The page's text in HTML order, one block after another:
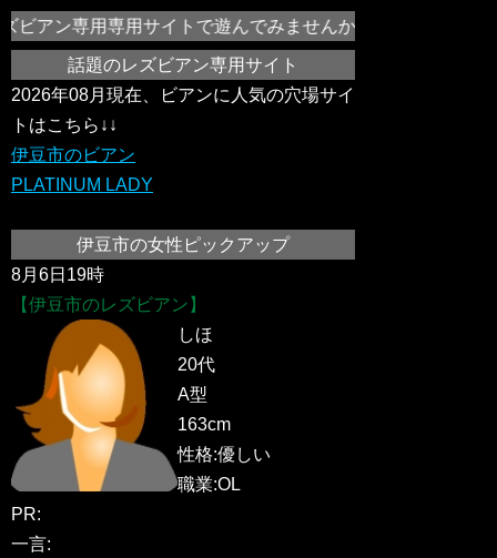
ビアン専用専用サイトで遊んでみませんか？伊豆市の女の
話題のレズビアン専用サイト
2026年08月現在、ビアンに人気の穴場サイ
トはこちら↓↓
伊豆市のビアン
PLATINUM LADY
伊豆市の女性ピックアップ
8月6日19時
【伊豆市のレズビアン】
しほ
20代
A型
163cm
性格:優しい
職業:OL
PR:
一言: